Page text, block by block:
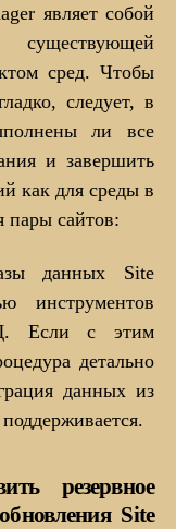
являет собой
сред. Чтобы
следует, в
ли все
и завершить
как для среды в
пары сайтов:
данных Site
инструментов
Если с этим
детально
данных из
резервное
Site